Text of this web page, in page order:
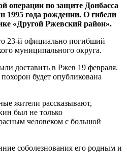
операции по защите Донбасса
1995 года рождении. О гибели
«Другой Ржевский район».
23-й официально погибший
муниципального округа.
доставить в Ржев 19 февраля.
будет опубликована
жители рассказывают,
был не только
человеком с большой
соболезнования его родным и